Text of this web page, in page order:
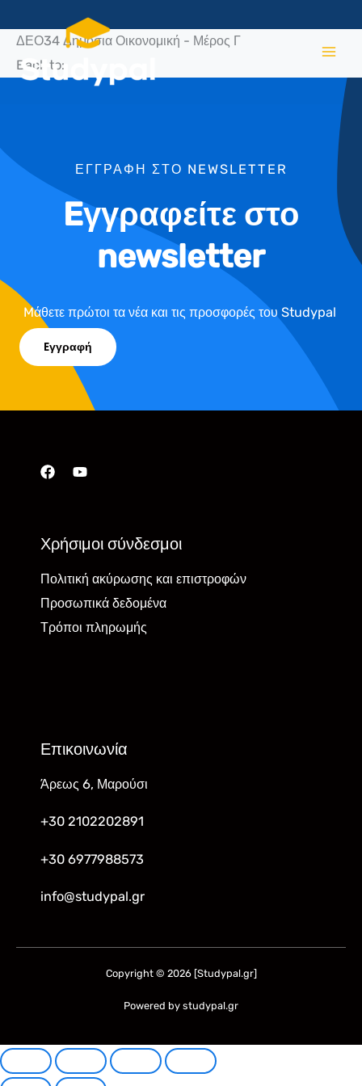
στο
περιεχόμενο
ΔΕΟ34 Δημόσια Οικονομική - Μέρος Γ
Back to:
ΕΓΓΡΑΦΗ ΣΤΟ NEWSLETTER
Eγγραφείτε στο
newsletter
Mάθετε πρώτοι τα νέα και τις προσφορές του Studypal
Eγγραφή
Χρήσιμοι σύνδεσμοι
Πολιτική ακύρωσης και επιστροφών
Προσωπικά δεδομένα
Τρόποι πληρωμής
Επικοινωνία
Άρεως 6, Μαρούσι
+30 2102202891
+30 6977988573
info@studypal.gr
Copyright © 2026 [Studypal.gr]
Powered by studypal.gr